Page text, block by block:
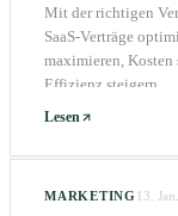
Mit der richtigen
SaaS-Verträge
maximieren, Kosten
Effizienz steigern.
Lesen
MARKETING13.